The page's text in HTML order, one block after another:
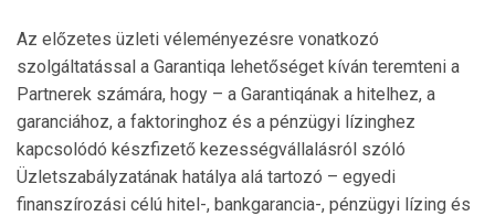
Az előzetes üzleti véleményezésre vonatkozó
szolgáltatással a Garantiqa lehetőséget kíván teremteni a
Partnerek számára, hogy – a Garantiqának a hitelhez, a
garanciához, a faktoringhoz és a pénzügyi lízinghez
kapcsolódó készfizető kezességvállalásról szóló
Üzletszabályzatának hatálya alá tartozó – egyedi
finanszírozási célú hitel-, bankgarancia-, pénzügyi lízing és